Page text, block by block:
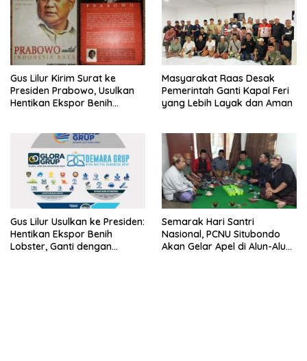
Gus Lilur Kirim Surat ke
Presiden Prabowo, Usulkan
Hentikan Ekspor Benih
Masyarakat Raas Desak
Pemerintah Ganti Kapal Feri
yang Lebih Layak dan Aman
Gus Lilur Usulkan ke Presiden:
Hentikan Ekspor Benih
Lobster, Ganti dengan
Semarak Hari Santri
Nasional, PCNU Situbondo
Akan Gelar Apel di Alun-Alun